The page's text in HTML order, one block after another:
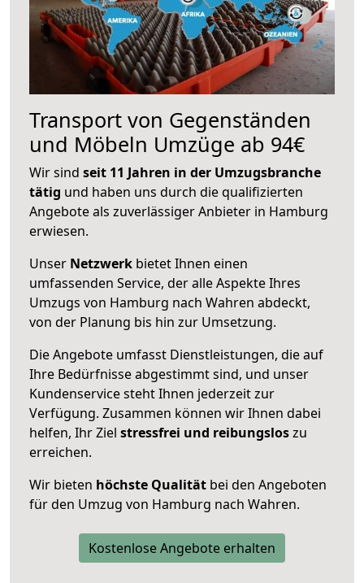
Transport von Gegenständen
und Möbeln Umzüge ab 94€
Wir sind seit 11 Jahren in der Umzugsbranche
tätig und haben uns durch die qualifizierten
Angebote als zuverlässiger Anbieter in Hamburg
erwiesen.
Unser Netzwerk bietet Ihnen einen
umfassenden Service, der alle Aspekte Ihres
Umzugs von Hamburg nach Wahren abdeckt,
von der Planung bis hin zur Umsetzung.
Die Angebote umfasst Dienstleistungen, die auf
Ihre Bedürfnisse abgestimmt sind, und unser
Kundenservice steht Ihnen jederzeit zur
Verfügung. Zusammen können wir Ihnen dabei
helfen, Ihr Ziel stressfrei und reibungsloszu
erreichen.
Wir bieten höchste Qualität bei den Angeboten
für den Umzug von Hamburg nach Wahren.
Kostenlose Angebote erhalten